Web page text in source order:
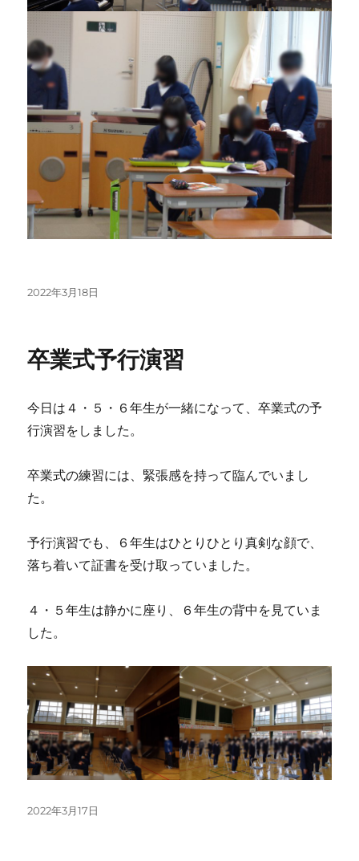
投
2022年3月18日
卒業式予行演習
今日は４・５・６年生が一緒になって、卒業式の予
行演習をしました。
卒業式の練習には、緊張感を持って臨んでいまし
た。
予行演習でも、６年生はひとりひとり真剣な顔で、
落ち着いて証書を受け取っていました。
４・５年生は静かに座り、６年生の背中を見ていま
した。
投
2022年3月17日